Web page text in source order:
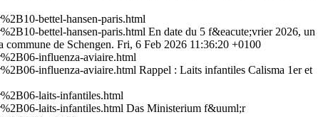
bettel-hansen-paris.html
bettel-hansen-paris.html En date du 5 f&eacute;vrier 2026, un
de Schengen. Fri, 6 Feb 2026 11:36:20 +0100
influenza-aviaire.html
influenza-aviaire.html Rappel : Laits infantiles Calisma 1er et
laits-infantiles.html
laits-infantiles.html Das Ministerium f&uuml;r